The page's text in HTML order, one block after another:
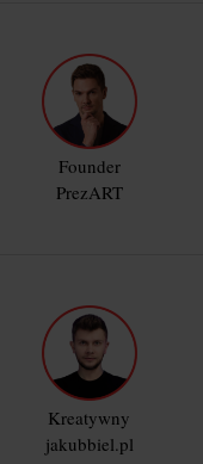
Founder
PrezART
Kreatywny
jakubbiel.pl